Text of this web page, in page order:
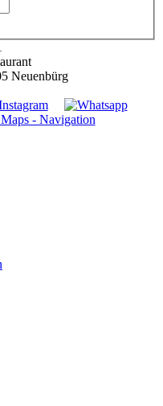
Neuenbürg